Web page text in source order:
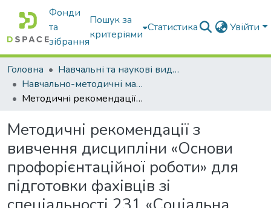
Фонди
та
зібрання
Пошук за
критеріями
Статистика Увійти
Головна
Навчальні та наукові видання
Навчально-методичні матеріали
Методичні рекомендації з вивчення дисципліни «Основи профорієнтаційної роботи» для підготовки фахівців зі спеціальності 231 «Соціальна робота» освітньо-професійної програми «Соціальна робота»
Методичні рекомендації з
вивчення дисципліни «Основи
профорієнтаційної роботи» для
підготовки фахівців зі